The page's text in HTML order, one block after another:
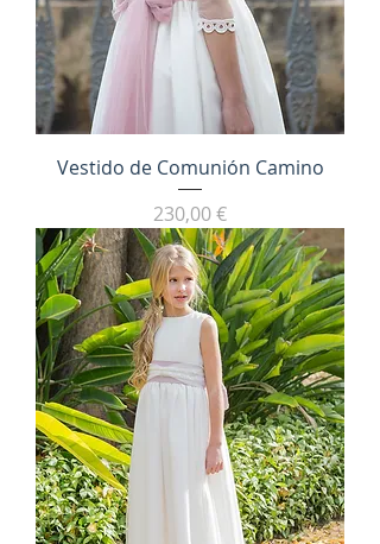
Vestido de Comunión Camino
Precio
230,00 €